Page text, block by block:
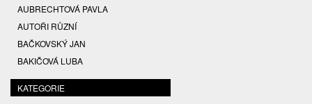
AUBRECHTOVÁ PAVLA
AUTOŘI RŮZNÍ
BAČKOVSKÝ JAN
BAKIČOVÁ LUBA
BALCAR JIŘÍ
BALCAR KAREL
KATEGORIE